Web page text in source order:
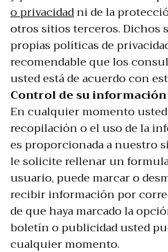
o privacidadni de la
otros sitios terceros. Dichos
propias políticas de
recomendable que los
usted está de acuerdo con
Control de su
En cualquier momento
recopilación o el uso de la
es proporcionada a nuestro
le solicite rellenar un
usuario, puede marcar o
recibir información por
de que haya marcado la
boletín o publicidad usted
cualquier momento.